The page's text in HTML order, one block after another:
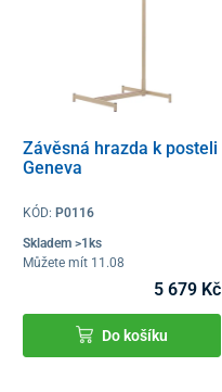
Závěsná hrazda k posteli
Geneva
KÓD: P0116
Skladem >1ks
Můžete mít 11.08
5 679 Kč
Do košíku